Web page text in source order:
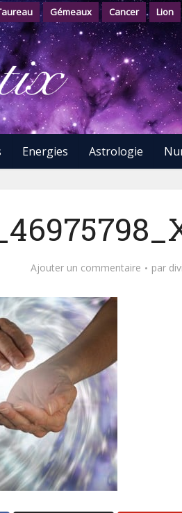
Gémeaux Cancer Lion
Energies Astrologie
Ajouter un commentaire par